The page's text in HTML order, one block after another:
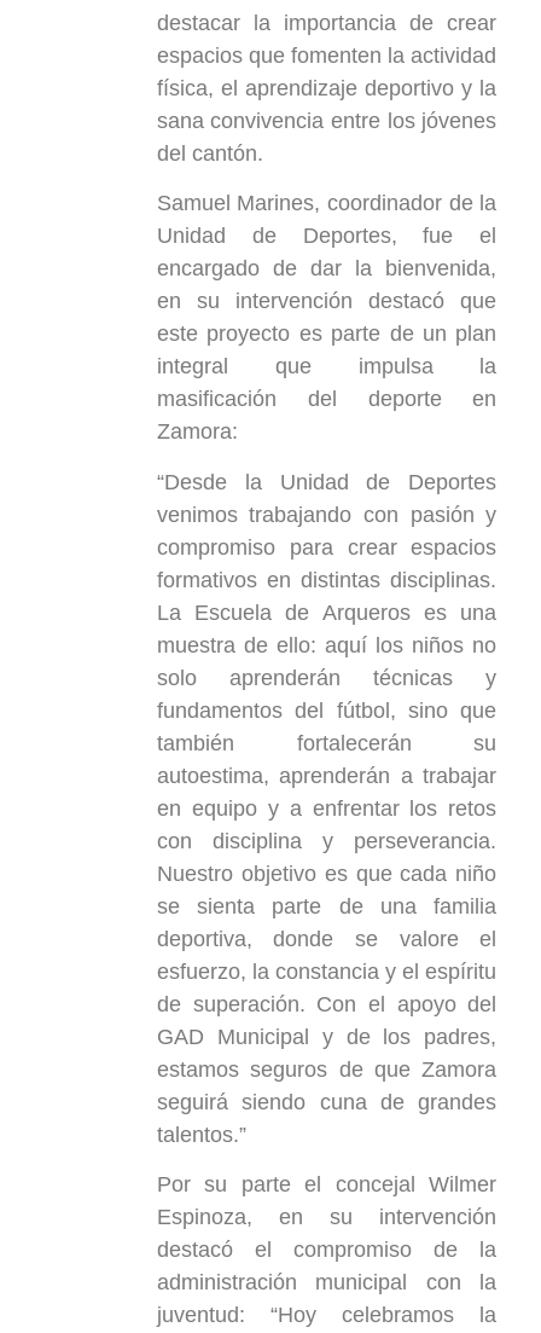
destacar la importancia de crear
espacios que fomenten la actividad
física, el aprendizaje deportivo y la
sana convivencia entre los jóvenes
del cantón.
Samuel Marines, coordinador de la
Unidad de Deportes, fue el
encargado de dar la bienvenida,
en su intervención destacó que
este proyecto es parte de un plan
integral que impulsa la
masificación del deporte en
Zamora:
“Desde la Unidad de Deportes
venimos trabajando con pasión y
compromiso para crear espacios
formativos en distintas disciplinas.
La Escuela de Arqueros es una
muestra de ello: aquí los niños no
solo aprenderán técnicas y
fundamentos del fútbol, sino que
también fortalecerán su
autoestima, aprenderán a trabajar
en equipo y a enfrentar los retos
con disciplina y perseverancia.
Nuestro objetivo es que cada niño
se sienta parte de una familia
deportiva, donde se valore el
esfuerzo, la constancia y el espíritu
de superación. Con el apoyo del
GAD Municipal y de los padres,
estamos seguros de que Zamora
seguirá siendo cuna de grandes
talentos.”
Por su parte el concejal Wilmer
Espinoza, en su intervención
destacó el compromiso de la
administración municipal con la
juventud: “Hoy celebramos la